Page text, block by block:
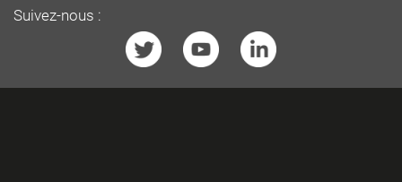
Suivez-nous :